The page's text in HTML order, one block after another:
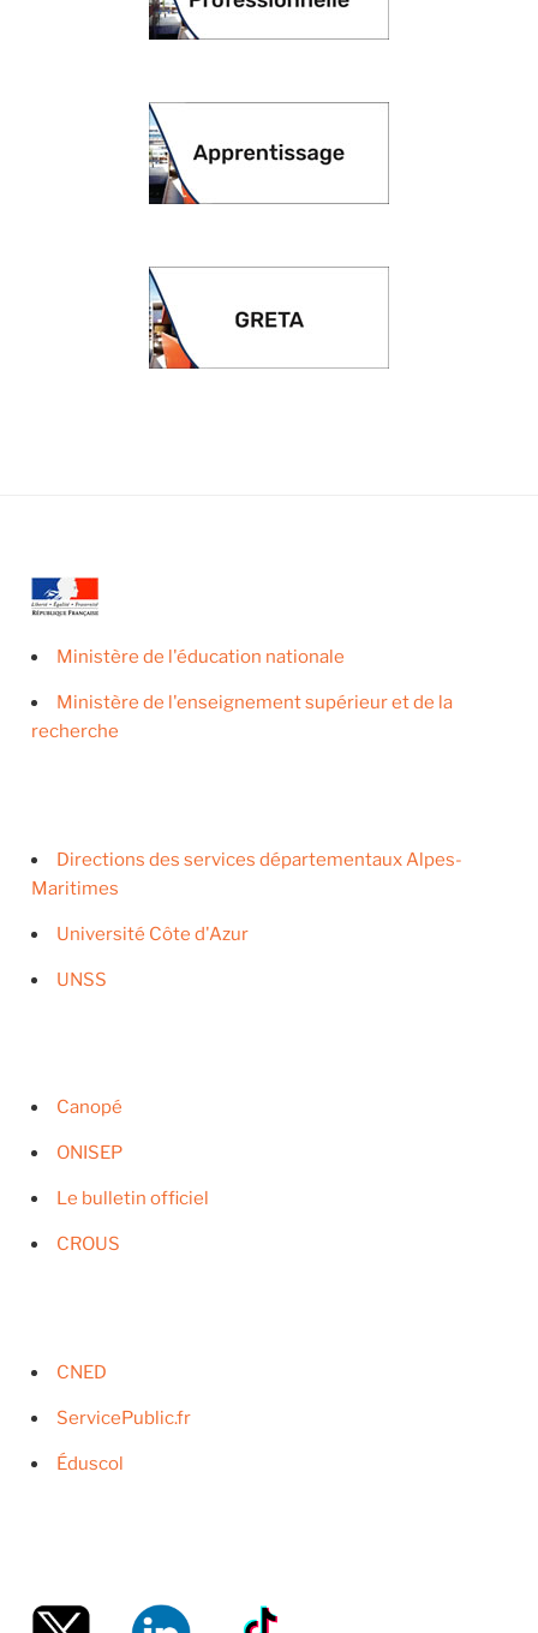
Ministère de l'éducation nationale
Ministère de l'enseignement supérieur et de la
recherche
Directions des services départementaux Alpes-
Maritimes
Université Côte d'Azur
UNSS
Canopé
ONISEP
Le bulletin officiel
CROUS
CNED
ServicePublic.fr
Éduscol